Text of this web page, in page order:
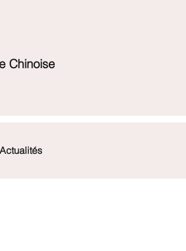
Chinoise
Actualités